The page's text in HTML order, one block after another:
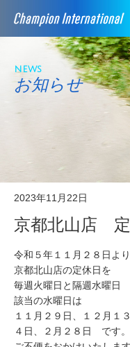
news
お知らせ
2023年11月22日
京都北山店
令和５年１１月２８日よ
京都北山店の定休日を
毎週火曜日と隔週水曜日
該当の水曜日は
１１月２９日、１２月１
４日、２月２８日 です。